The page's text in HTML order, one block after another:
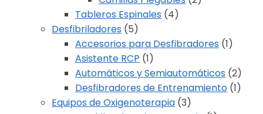
Tableros Espinales (4)
Desfibriladores (5)
Accesorios para Desfibradores (1)
Asistente RCP (1)
Automáticos y Semiautomáticos (2)
Desfibradores de Entrenamiento (1)
Equipos de Oxigenoterapia (3)